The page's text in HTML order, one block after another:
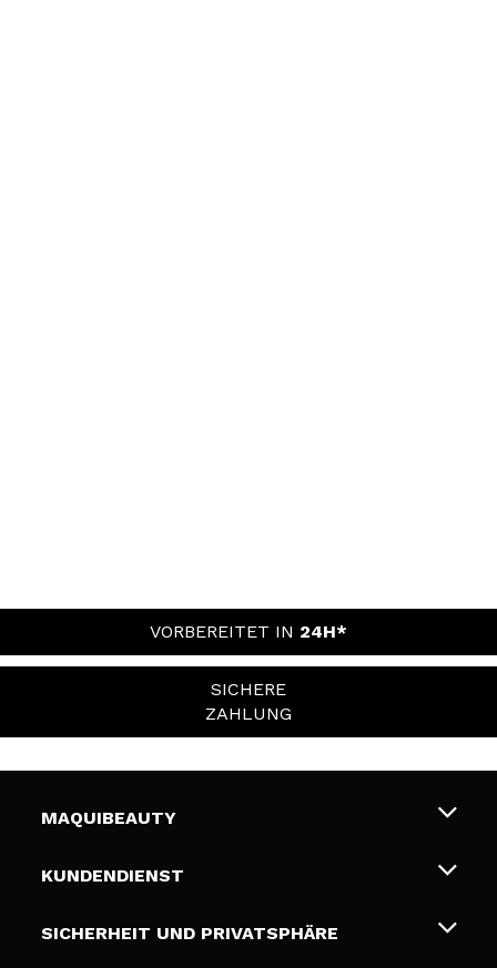
VORBEREITET IN 24H*
SICHERE
ZAHLUNG
MAQUIBEAUTY
Über uns
Geschenkkarten
KUNDENDIENST
Liefer- und Versandkosten
SICHERHEIT UND PRIVATSPHÄRE